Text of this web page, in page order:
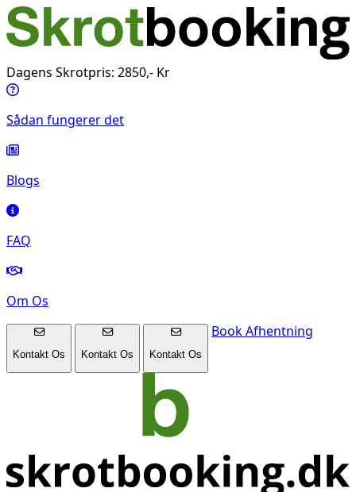
Dagens Skrotpris: 2850,- Kr
Sådan fungerer det
Blogs
FAQ
Om Os
Kontakt Os Kontakt Os Kontakt Os
Book Afhentning